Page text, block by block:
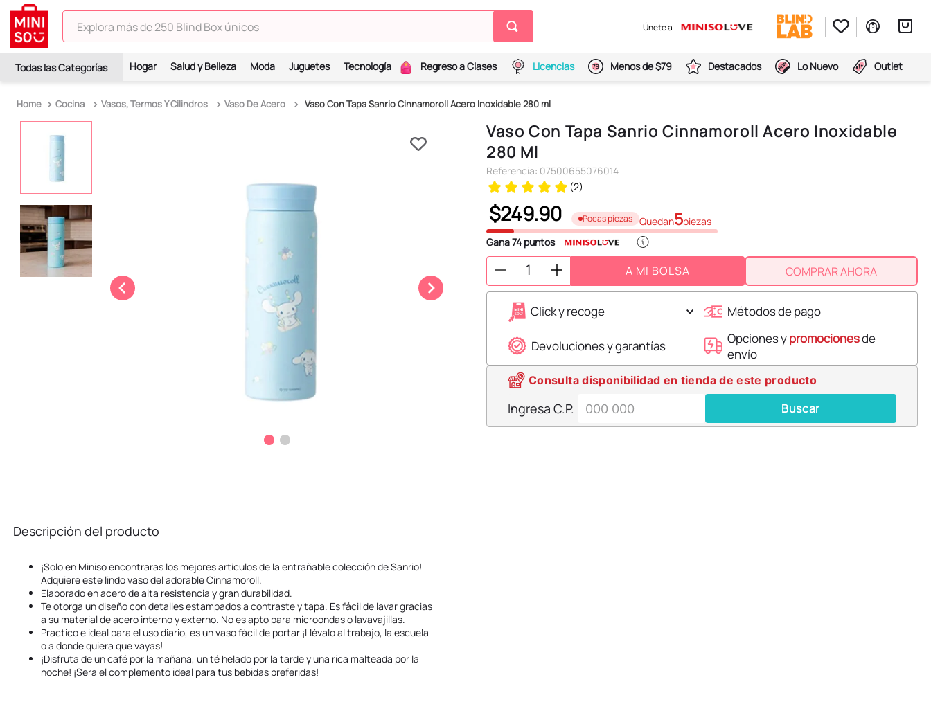
Explora más de 250 Blind Box únicos
Únete a
Hogar Salud y Belleza Moda Juguetes Tecnología Regreso a Clases Licencias Menos de $79 Destacados Lo Nuevo Outlet
Cocina Vasos, Termos Y Cilindros Vaso De Acero Vaso Con Tapa Sanrio Cinnamoroll Acero Inoxidable 280 ml
Descripción del producto
¡Solo en Miniso encontraras los mejores artículos de la entrañable colección de Sanrio!
Adquiere este lindo vaso del adorable Cinnamoroll.
Elaborado en acero de alta resistencia y gran durabilidad.
Te otorga un diseño con detalles estampados a contraste y tapa. Es fácil de lavar gracias
a su material de acero interno y externo. No es apto para microondas o lavavajillas.
Practico e ideal para el uso diario, es un vaso fácil de portar ¡Llévalo al trabajo, la escuela
o a donde quiera que vayas!
¡Disfruta de un café por la mañana, un té helado por la tarde y una rica malteada por la
noche! ¡Sera el complemento ideal para tus bebidas preferidas!
Vaso Con Tapa Sanrio Cinnamoroll Acero Inoxidable
280 Ml
Referencia: 07500655076014
(2)
$249.90 Pocas piezas Quedan5piezas
Gana74puntos
A MI BOLSA COMPRAR AHORA
Click y recoge Métodos de pago
Devoluciones y garantías Opciones ypromocionesde
envío
Consulta disponibilidad en tienda de este producto
Ingresa C.P. Buscar
TÉRMINOS MÁS BUSCADOS
2.
spiderman
10. toy story